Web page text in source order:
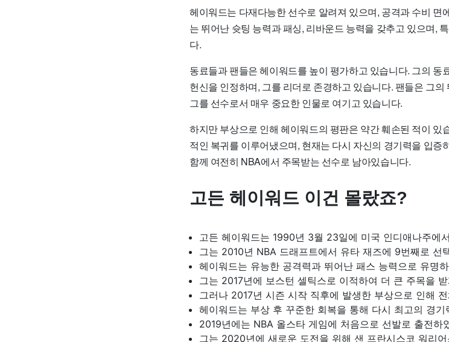
헤이워드는 다재다능한 선수로 알려져 있으며, 공격과 수비 면
는 뛰어난 슛팅 능력과 패싱, 리바운드 능력을 갖추고 있으며,
다.
동료들과 팬들은 헤이워드를 높이 평가하고 있습니다. 그의
헌신을 인정하며, 그를 리더로 존경하고 있습니다. 팬들은 그
그를 선수로서 매우 중요한 인물로 여기고 있습니다.
하지만 부상으로 인해 헤이워드의 평판은 약간 훼손된 적이 있
적인 복귀를 이루어냈으며, 현재는 다시 자신의 경기력을 입증
함께 여전히 NBA에서 주목받는 선수로 남아있습니다.
고든 헤이워드 이건 몰랐죠?
고든 헤이워드는 1990년 3월 23일에 미국 인디애나주에
그는 2010년 NBA 드래프트에서 유타 재즈에 9번째로 선
헤이워드는 유능한 공격력과 뛰어난 패스 능력으로 유명
그는 2017년에 보스턴 셀틱스로 이적하여 더 큰 주목을
그러나 2017년 시즌 시작 직후에 발생한 부상으로 인해
헤이워드는 부상 후 꾸준한 회복을 통해 다시 최고의 경기
2019년에는 NBA 올스타 게임에 처음으로 선발로 출전하
그는 2020년에 새로운 도전을 위해 샌 프란시스코 워리